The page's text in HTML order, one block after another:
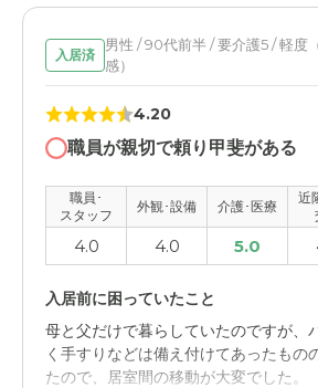
職員・スタッフ・他入居者の雰囲気に
皆さん、優しい人は、とても、丁寧に
る人も、いました
外観・内装・居室・設備について
古臭くなった壁や、部屋を、新しく建
嬉しく思います。設備投資、とても、
優しく対応してくれた人に、これから
思います。全員が、同じような、丁寧
入居済
男性 / 90代前半 / 要介護5 / 軽度
感）
4.20
職員が親切で頼り甲斐がある
職員･
スタッフ
外観･設備 介護･医療
近
4.0 4.0 5.0
入居前に困っていたこと
母と父だけで暮らしていたのですが、
く手すりなどは備え付けてあったもの
たので、居室間の移動が大変でした。